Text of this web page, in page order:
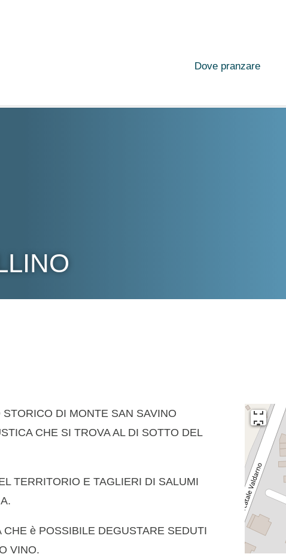
Dove pranzare
DI MONTE SAN SAVINO
CHE SI TROVA AL DI SOTTO DEL
TERRITORIO E TAGLIERI DI SALUMI
è POSSIBILE DEGUSTARE SEDUTI
VINO.